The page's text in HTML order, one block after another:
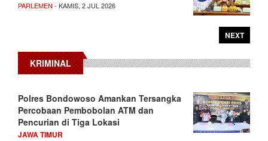
PARLEMEN - KAMIS, 2 JUL 2026
NEXT
KRIMINAL
Polres Bondowoso Amankan Tersangka
Percobaan Pembobolan ATM dan
Pencurian di Tiga Lokasi
JAWA TIMUR